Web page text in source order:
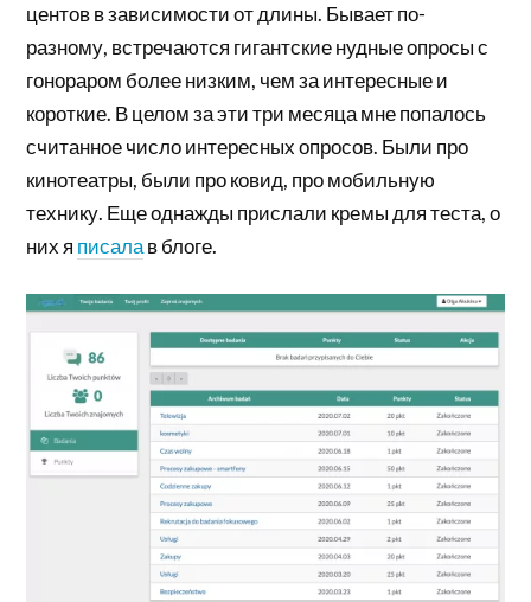
центов в зависимости от длины. Бывает по-
разному, встречаются гигантские нудные опросы с
гонораром более низким, чем за интересные и
короткие. В целом за эти три месяца мне попалось
считанное число интересных опросов. Были про
кинотеатры, были про ковид, про мобильную
технику. Еще однажды прислали кремы для теста, о
них я писалав блоге.